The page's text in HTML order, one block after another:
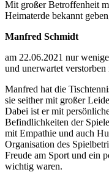
Mit großer Betroffenheit
Heimaterde bekannt
Manfred Schmidt
am 22.06.2021 nur
und unerwartet verstorben
Manfred hat die
sie seither mit großer
Dabei ist er mit
Befindlichkeiten der
mit Empathie und auch
Organisation des
Freude am Sport und ein
wichtig waren.